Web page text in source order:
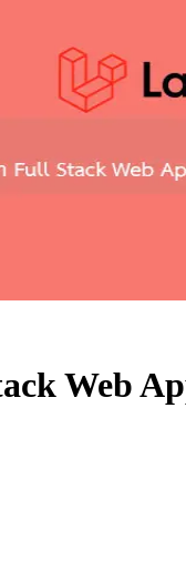
Web